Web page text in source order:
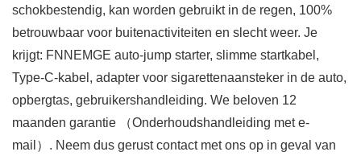
schokbestendig, kan worden gebruikt in de regen, 100%
betrouwbaar voor buitenactiviteiten en slecht weer. Je
krijgt: FNNEMGE auto-jump starter, slimme startkabel,
Type-C-kabel, adapter voor sigarettenaansteker in de auto,
opbergtas, gebruikershandleiding. We beloven 12
maanden garantie （Onderhoudshandleiding met e-
mail）. Neem dus gerust contact met ons op in geval van